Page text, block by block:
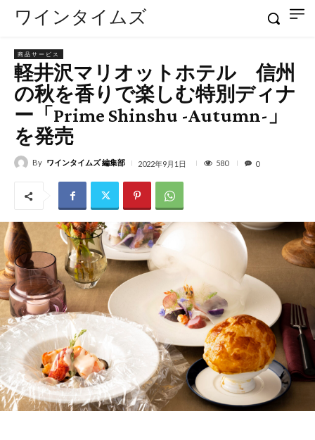
ワインタイムズ
商品サービス
軽井沢マリオットホテル 信州
の秋を香りで楽しむ特別ディナ
ー「Prime Shinshu -Autumn-」
を発売
By ワインタイムズ 編集部 2022年9月1日 580 0